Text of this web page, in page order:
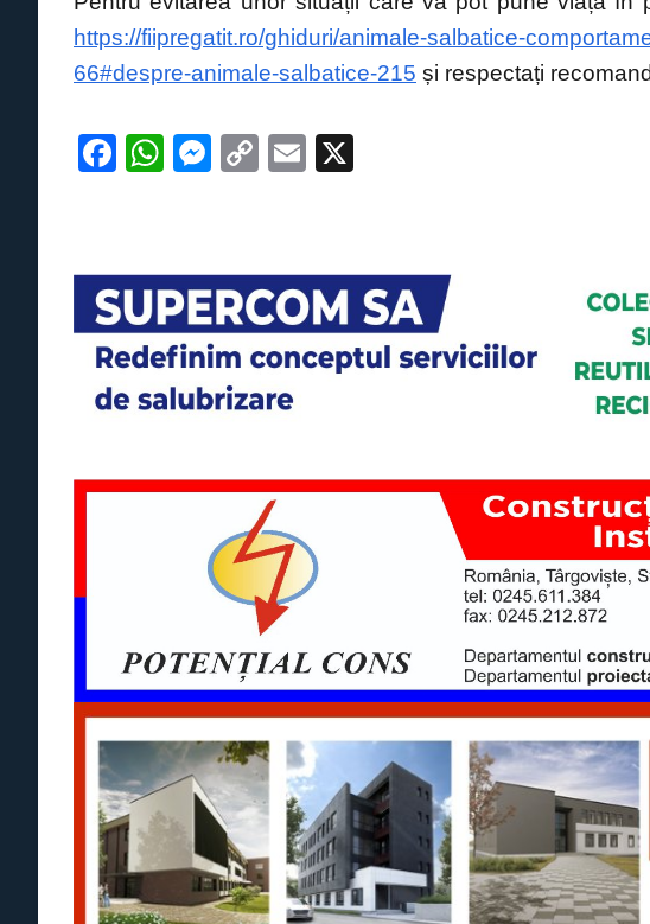
https://fiipregatit.ro/ghiduri/animale-salbatice-
66#despre-animale-salbatice-215 și respectați
F
e
b
o
o
k
W
s
A
p
p
M
e
n
g
er
C
y
Li
n
k
E